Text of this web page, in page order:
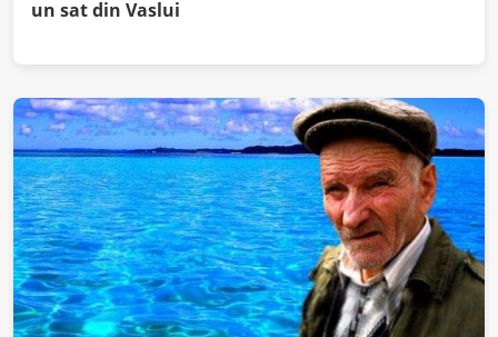
un sat din Vaslui